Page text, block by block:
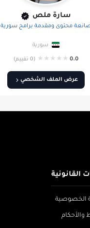
سارة ملص
محتوى ومقدمة برامج سورية
سورية
0.0
★
★
★
★
★ (0 تقييم)
عرض الملف الشخصي
القانونية
الخصوصية
والأحكام